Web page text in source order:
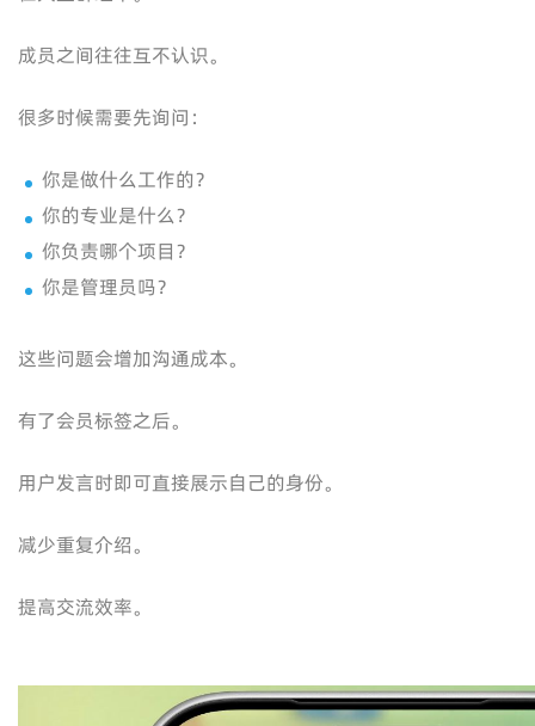
成员之间往往互不认识。
很多时候需要先询问：
你是做什么工作的？
你的专业是什么？
你负责哪个项目？
你是管理员吗？
这些问题会增加沟通成本。
有了会员标签之后。
用户发言时即可直接展示自己的身份。
减少重复介绍。
提高交流效率。